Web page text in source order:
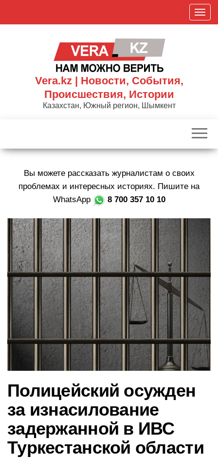
П
о
к
р
в
а
ц
ю
Vera.kz | Новости, События,
Происшествия, Истории
Казахстан, Южный регион, Шымкент
Вы можете рассказать журналистам о своих
проблемах и интересных историях. Пишите на
WhatsApp
8 700 357 10 10
Полицейский осужден
за изнасилование
задержанной в ИВС
Туркестанской области